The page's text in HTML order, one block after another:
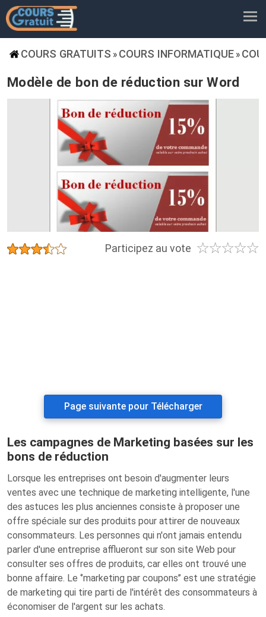
COURS GRATUITS » COURS INFORMATIQUE »
Modèle de bon de réduction sur Word
Participez au vote ☆☆☆☆☆
★★★★★
Page suivante pour Télécharger
Les campagnes de Marketing basées sur les
bons de réduction
Lorsque les entreprises ont besoin d'augmenter leurs
ventes avec une technique de marketing intelligente, l'une
des astuces les plus anciennes consiste à proposer une
offre spéciale sur des produits pour attirer de nouveaux
consommateurs. Les personnes qui n'ont jamais entendu
parler d'une entreprise afflueront sur son site Web pour
consulter ses offres de produits, car elles ont trouvé une
bonne affaire. Le ‘’marketing par coupons’’ est une stratégie
de marketing qui tire parti de l'intérêt des consommateurs à
économiser de l'argent sur les achats.